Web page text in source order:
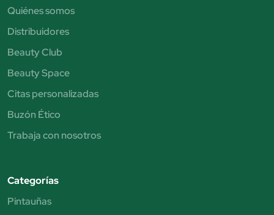
Quiénes somos
Distribuidores
Beauty Club
Beauty Space
Citas personalizadas
Buzón Ético
Trabaja con nosotros
Categorías
Pintauñas